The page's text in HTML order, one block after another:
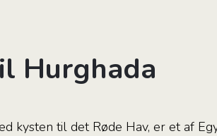
Hurghada
kysten til det Røde Hav, er et af